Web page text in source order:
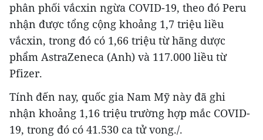
phân phối vắcxin ngừa COVID-19, theo đó Peru
nhận được tổng cộng khoảng 1,7 triệu liều
vắcxin, trong đó có 1,66 triệu từ hãng dược
phẩm AstraZeneca (Anh) và 117.000 liều từ
Pfizer.
Tính đến nay, quốc gia Nam Mỹ này đã ghi
nhận khoảng 1,16 triệu trường hợp mắc COVID-
19, trong đó có 41.530 ca tử vong./.